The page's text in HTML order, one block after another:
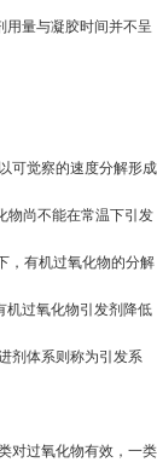
用量与凝胶时间并不呈
可觉察的速度分解形成
物尚不能在常温下引发
，有机过氧化物的分解
机过氧化物引发剂降低
剂体系则称为引发系
对过氧化物有效，一类